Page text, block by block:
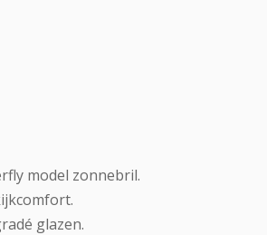
model zonnebril.
glazen.